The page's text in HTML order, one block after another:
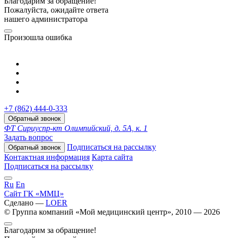
Пожалуйста, ожидайте ответа
нашего администратора
Произошла ошибка
+7 (862) 444-0-333
Обратный звонок
ФТ Сириуспр-кт Олимпийский, д. 5А, к. 1
Задать вопрос
Обратный звонок
Подписаться на рассылку
Контактная информация Карта сайта
Подписаться на рассылку
Ru En
Сайт ГК «ММЦ»
Сделано — LOER
© Группа компаний «Мой медицинский центр», 2010 — 2026
Благодарим за обращение!